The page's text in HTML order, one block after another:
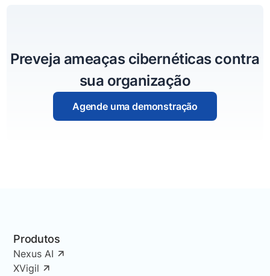
Preveja ameaças cibernéticas contra
sua organização
Agende uma demonstração
Produtos
Nexus AI
XVigil